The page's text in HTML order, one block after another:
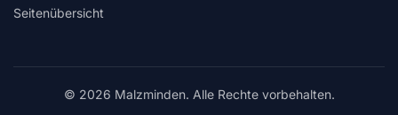
Seitenübersicht
© 2026 Malzminden. Alle Rechte vorbehalten.